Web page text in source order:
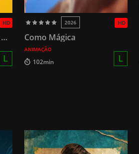
HD
Cara de Um, Focinho de Outro
L
HD
2026
Como Mágica
ANIMAÇÃO
102min L